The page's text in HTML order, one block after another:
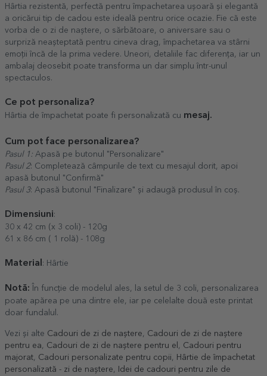
Hârtia rezistentă, perfectă pentru împachetarea ușoară și elegantă
a oricărui tip de cadou este ideală pentru orice ocazie. Fie că este
vorba de o zi de naștere, o sărbătoare, o aniversare sau o
surpriză neașteptată pentru cineva drag, împachetarea va stârni
emoții încă de la prima vedere. Uneori, detaliile fac diferența, iar un
ambalaj deosebit poate transforma un dar simplu într-unul
spectaculos.
Ce pot personaliza?
Hârtia de împachetat poate fi personalizată cu mesaj.
Cum pot face personalizarea?
Pasul 1: Apasă pe butonul "Personalizare"
Pasul 2: Completează câmpurile de text cu mesajul dorit, apoi
apasă butonul "Confirmă"
Pasul 3: Apasă butonul "Finalizare" și adaugă produsul în coș.
Dimensiuni:
30 x 42 cm (x 3 coli) - 120g
61 x 86 cm ( 1 rolă) - 108g
Material : Hârtie
Notă:
În funcție de modelul ales, la setul de 3 coli, personalizarea
poate apărea pe una dintre ele, iar pe celelalte două este printat
doar fundalul.
Vezi și alte Cadouri de zi de naștere
Cadouri de zi de naștere
pentru ea
Cadouri de zi de naștere pentru el
Cadouri pentru
majorat
Cadouri personalizate pentru copii
Hârtie de împachetat
personalizată - zi de naștere
Idei de cadouri pentru zile de